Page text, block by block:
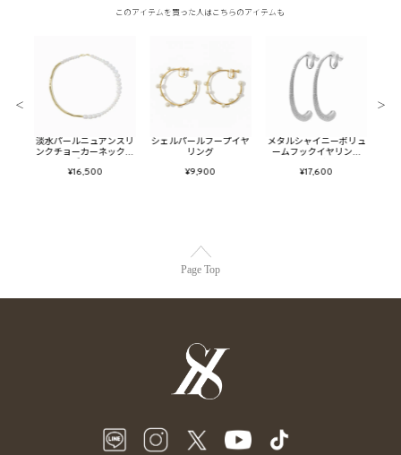
このアイテムを買った人はこちらのアイテムも
淡水パールニュアンスリ
ンクチョーカーネックレ
¥16,500
シェルパールフープイヤ
リング
¥9,900
メタルシャイニーボリュ
ームフックイヤリング
¥17,600
＜ ＞
Page Top